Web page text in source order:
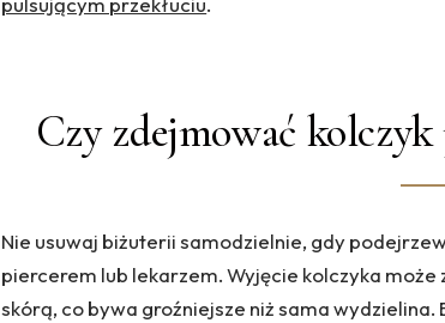
Czy zdejmować
Nie usuwaj biżuterii samodzielnie, gdy
piercerem lub lekarzem. Wyjęcie kolczyka może
skórą, co bywa groźniejsze niż sama